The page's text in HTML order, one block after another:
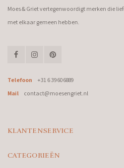
Moes & Griet vertegenwoordigt merken die
met elkaar gemeen hebben.
Telefoon
+31 6 39606889
Mail
contact@moesengriet.nl
KLANTENSERVICE
CATEGORIEËN